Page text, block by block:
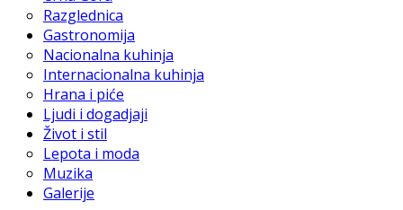
Razglednica
Gastronomija
Nacionalna kuhinja
Internacionalna kuhinja
Hrana i piće
Ljudi i dogadjaji
Život i stil
Lepota i moda
Muzika
Galerije